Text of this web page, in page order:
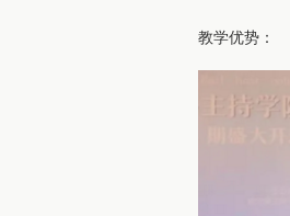
教学优势：